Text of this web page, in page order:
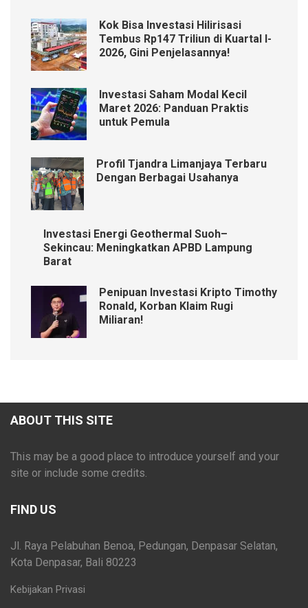
Kok Bisa Investasi Hilirisasi
Tembus Rp147 Triliun di Kuartal I-
2026, Gini Penjelasannya!
Investasi Saham Modal Kecil
Maret 2026: Panduan Praktis
untuk Pemula
Profil Tjandra Limanjaya Terbaru
Dengan Berbagai Usahanya
Investasi Energi Geothermal Suoh–
Sekincau: Meningkatkan APBD Lampung
Barat
Penipuan Investasi Kripto Timothy
Ronald, Korban Klaim Rugi
Miliaran!
ABOUT THIS SITE
This may be a good place to introduce yourself and your
site or include some credits.
FIND US
Jl. Raya Pelabuhan Benoa, Pedungan, Denpasar Selatan,
Kota Denpasar, Bali 80223
Kebijakan Privasi